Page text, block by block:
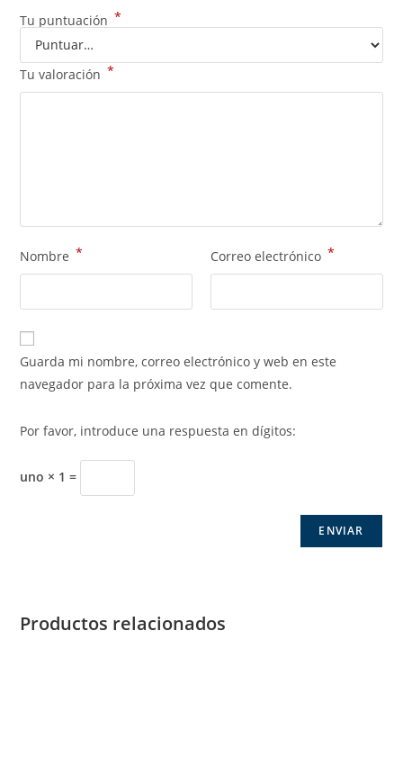
Tu puntuación *
Tu valoración *
Nombre * Correo electrónico *
Guarda mi nombre, correo electrónico y web en este
navegador para la próxima vez que comente.
Por favor, introduce una respuesta en dígitos:
uno × 1 =
Productos relacionados